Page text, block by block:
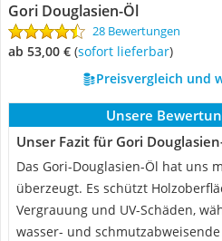
Gori Douglasien-Öl
28 Bewertungen
ab 53,00 € ( Sofort lieferbar)
Preisvergleich und
Unsere
Unser Fazit für Gori
Das Gori-Douglasien-Öl hat uns
überzeugt. Es schützt
Vergrauung und UV-Schäden,
wasser- und